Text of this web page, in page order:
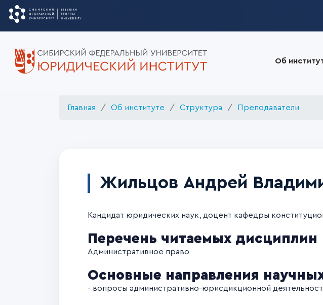
Об
Главная Об институте Структура Преподаватели
Жильцов Андрей
Кандидат юридических наук, доцент кафедры
Перечень читаемых дисциплин
Административное право
Основные направления
- вопросы административно-юрисдикционной